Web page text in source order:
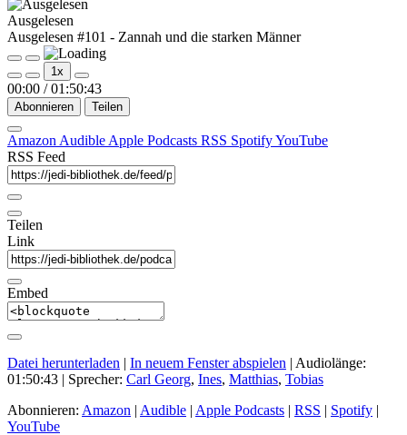
Ausgelesen
Ausgelesen #101 - Zannah und die starken Männer
Play
Episode
Pause
Episode
1x
00:00 / 01:50:43
Abonnieren Teilen
Amazon Audible Apple Podcasts RSS SpotifyYouTube
RSS Feed
Teilen
Link
Embed
Datei herunterladen | In neuem Fenster abspielen | Audiolänge:
01:50:43 | Sprecher: Carl Georg, Ines, Matthias, Tobias
Abonnieren: Amazon | Audible | Apple Podcasts | RSS | Spotify |
YouTube